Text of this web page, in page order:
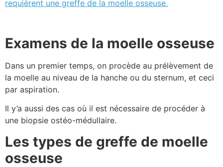
requièrent une greffe de la moelle osseuse.
Examens de la moelle osseuse
Dans un premier temps, on procède au prélèvement de
la moelle au niveau de la hanche ou du sternum, et ceci
par aspiration.
Il y’a aussi des cas où il est nécessaire de procéder à
une biopsie ostéo-médullaire.
Les types de greffe de moelle
osseuse